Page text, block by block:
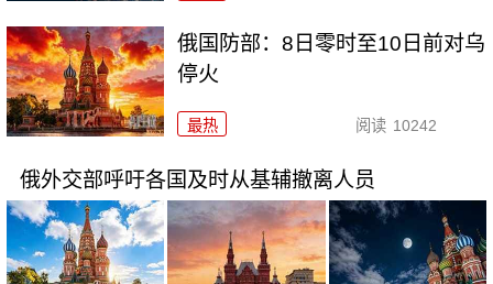
俄国防部：8日零时至10日前对乌
停火
最热 阅读 10242
俄外交部呼吁各国及时从基辅撤离人员